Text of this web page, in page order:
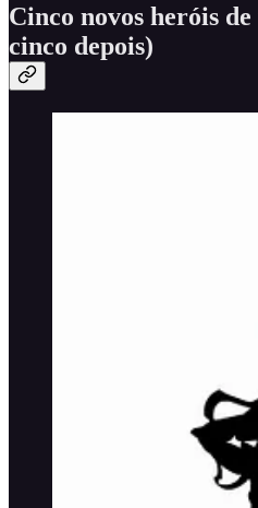
Cinco novos heróis
cinco depois)